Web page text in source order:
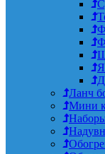
Ланч
Мини